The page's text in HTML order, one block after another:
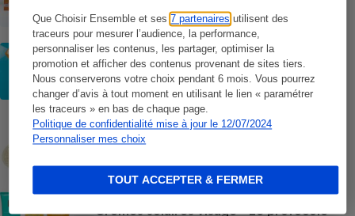
Que Choisir Ensemble et ses7 partenaires utilisent des
traceurs pour mesurer l’audience, la performance,
personnaliser les contenus, les partager, optimiser la
promotion et afficher des contenus provenant de sites tiers.
Nous conserverons votre choix pendant 6 mois. Vous pourrez
changer d’avis à tout moment en utilisant le lien « paramétrer
les traceurs » en bas de chaque page.
Politique de confidentialité mise à jour le 12/07/2024
Personnaliser mes choix
TOUT ACCEPTER & FERMER
CONSEILS
Crèmes solaires - Les logos à la loupe
COMMENT NOUS TESTONS
Crèmes solaires - Le protocole
COMMENT NOUS TESTONS
Crèmes solaires visage - Le protocole